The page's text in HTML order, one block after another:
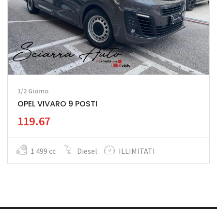
1/2 Giorno
OPEL VIVARO 9 POSTI
119.67
1 499 cc Diesel ILLIMITATI